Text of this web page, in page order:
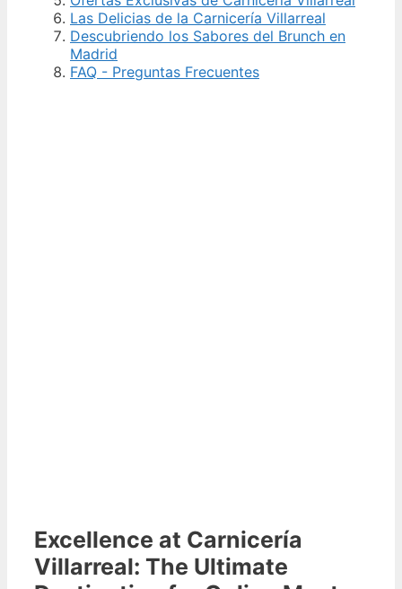
Las Delicias de la Carnicería Villarreal
Descubriendo los Sabores del Brunch en
Madrid
FAQ - Preguntas Frecuentes
Excellence at Carnicería
Villarreal: The Ultimate